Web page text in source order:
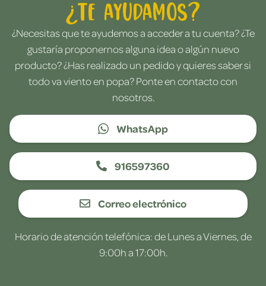
¿Te ayudamos?
¿Necesitas que te ayudemos a acceder a tu cuenta? ¿Te
gustaría proponernos alguna idea o algún nuevo
producto? ¿Has realizado un pedido y quieres saber si
todo va viento en popa? Ponte en contacto con
nosotros.
WhatsApp
916597360
Correo electrónico
Horario de atención telefónica: de Lunes a Viernes, de
9:00h a 17:00h.